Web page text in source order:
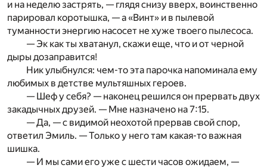
и на неделю застрять, — глядя снизу вверх, воинственно
парировал коротышка, — а «Винт» и в пылевой
туманности энергию насосет не хуже твоего пылесоса.
— Эк как ты хватанул, скажи еще, что и от черной
дыры дозаправится!
Ник улыбнулся: чем-то эта парочка напоминала ему
любимых в детстве мультяшных героев.
— Шеф у себя? — наконец решился он прервать двух
закадычных друзей. — Мне назначено на 7:15.
— Да, — с видимой неохотой прервав свой спор,
ответил Эмиль. — Только у него там какая-то важная
шишка.
— И мы сами его уже с шести часов ожидаем, —